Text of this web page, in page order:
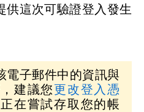
供這次可驗證登入發生
電子郵件中的資訊與
，建議您更改登入憑
在嘗試存取您的帳